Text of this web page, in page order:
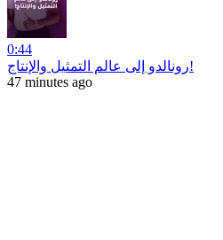
0:44
رونالدو إلى عالم التمثيل والإنتاج!
47 minutes ago